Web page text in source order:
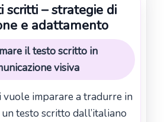
scritti – strategie di
e adattamento
il testo scritto in
visiva
vuole imparare a tradurre in
testo scritto dall’italiano